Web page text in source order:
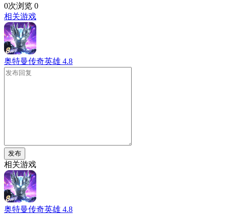
0次浏览 0
相关游戏
奥特曼传奇英雄 4.8
发布
相关游戏
奥特曼传奇英雄 4.8